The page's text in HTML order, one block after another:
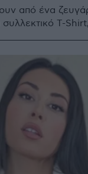
από ένα
συλλεκτικό T-